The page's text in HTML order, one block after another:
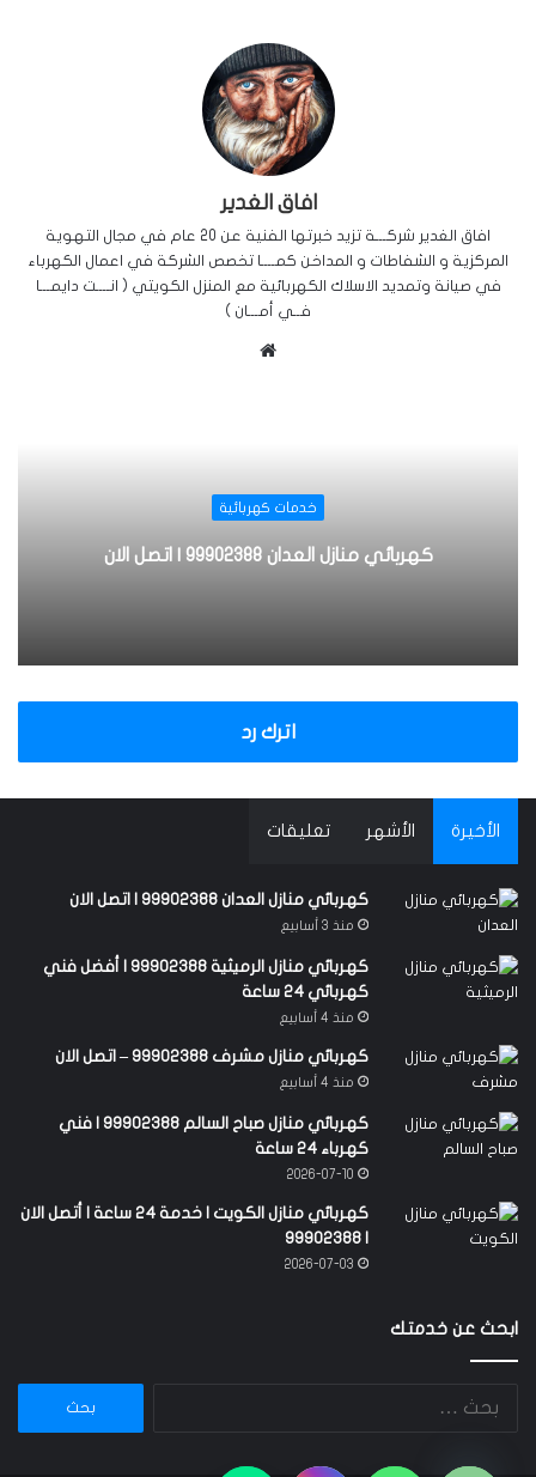
افاق الغدير
افاق الغدير شركـــة تزيد خبرتها الفنية عن 20 عام في مجال التهوية
المركزية و الشفاطات و المداخن كمــــا تخصص الشركة في اعمال الكهرباء
في صيانة وتمديد الاسلاك الكهربائية مع المنزل الكويتي ( انــــت دايمـــا
فــي أمـــان )
ل
و
ي
خدمات كهربائية
كهربائي منازل العدان 99902388 | اتصل الان
اترك رد
الأخيرة الأشهر تعليقات
كهربائي منازل العدان 99902388 | اتصل الان
منذ 3 أسابيع
كهربائي منازل الرميثية 99902388 | أفضل فني
كهربائي 24 ساعة
منذ 4 أسابيع
كهربائي منازل مشرف 99902388 – اتصل الان
منذ 4 أسابيع
كهربائي منازل صباح السالم 99902388 | فني
كهرباء 24 ساعة
2026-07-10
كهربائي منازل الكويت | خدمة 24 ساعة | أتصل الان
2026-07-03
ابحث عن خدمتك
chaty